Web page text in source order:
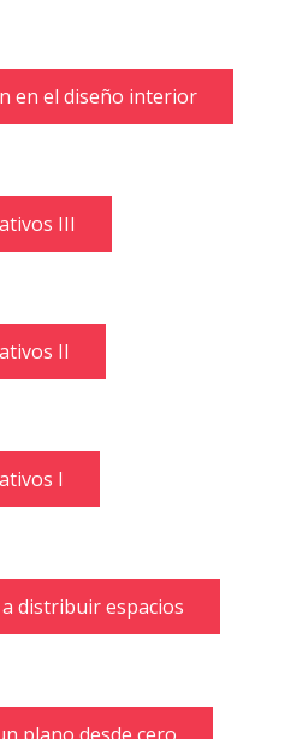
en el diseño interior
III
II
I
distribuir espacios